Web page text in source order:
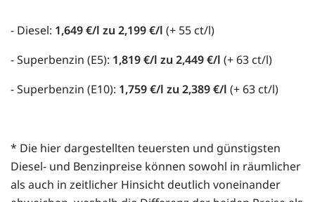
- Diesel: 1,649 €/l zu 2,199 €/l (+ 55 ct/l)
- Superbenzin (E5): 1,819 €/l zu 2,449 €/l (+ 63 ct/l)
- Superbenzin (E10): 1,759 €/l zu 2,389 €/l (+ 63 ct/l)
* Die hier dargestellten teuersten und günstigsten
Diesel- und Benzinpreise können sowohl in räumlicher
als auch in zeitlicher Hinsicht deutlich voneinander